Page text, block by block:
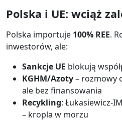
Polska i UE: wciąż
Polska importuje 100% REE.
inwestorów, ale:
Sankcje UE blokują
KGHM/Azoty– rozmowy
ale bez finansowania
Recykling: Łukasiewicz-
– kropla w morzu